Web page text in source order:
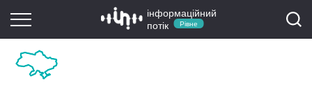
інформаційний
потік
Рівне